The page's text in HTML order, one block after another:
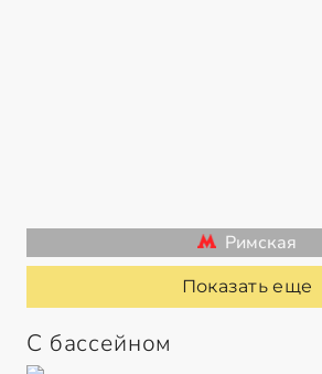
Римская
Показать еще
С бассейном